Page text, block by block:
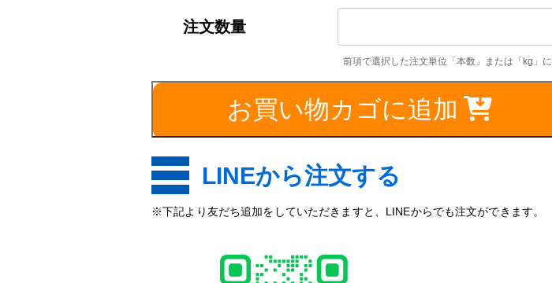
外
個
お買い物カゴに追加
LINEから注文する
※下記より友だち追加をしていただきますと、LINEからでも注文ができます。